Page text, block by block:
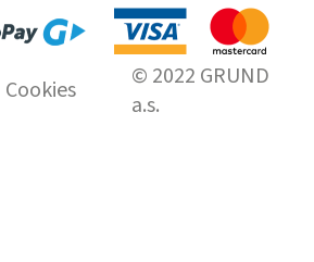
Cookies
© 2022 GRUND
a.s.